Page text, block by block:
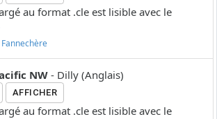
au format .cle est lisible avec le
NW - Dilly (Anglais)
AFFICHER
au format .cle est lisible avec le